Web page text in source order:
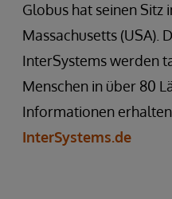
Globus hat seinen Sitz
Massachusetts (USA).
InterSystems werden
Menschen in über 80
Informationen
InterSystems.de